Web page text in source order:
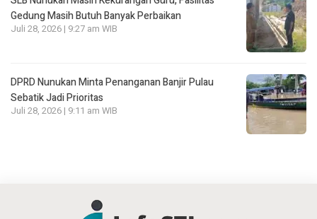
Gedung Masih Butuh Banyak Perbaikan
Juli 28, 2026 | 9:27 am WIB
DPRD Nunukan Minta Penanganan Banjir Pulau
Sebatik Jadi Prioritas
Juli 28, 2026 | 9:11 am WIB